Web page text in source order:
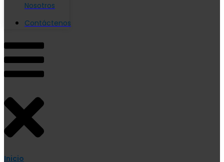
Nosotros
Contáctenos
Inicio